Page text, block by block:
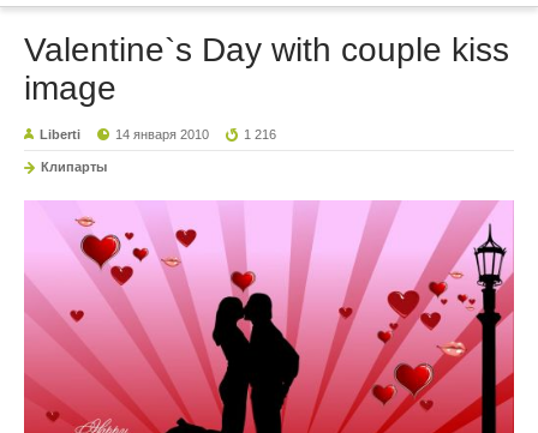
Valentine`s Day with couple kiss
image
Liberti 14 января 2010 1 216
Клипарты